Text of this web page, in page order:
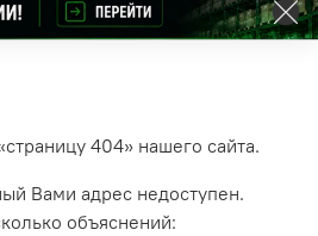
404» нашего сайта.
Вами адрес недоступен.
объяснений: